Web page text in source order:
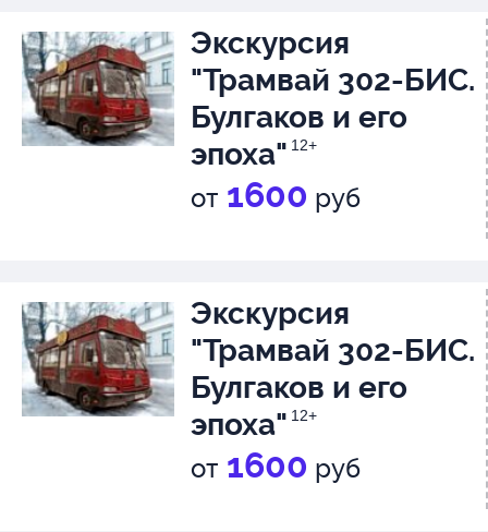
Экскурсия
"Трамвай 302-БИС.
Булгаков и его
эпоха" 12+
от 1600 руб
Экскурсия
"Трамвай 302-БИС.
Булгаков и его
эпоха" 12+
от 1600 руб